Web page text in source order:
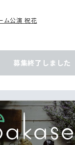
ム公演 祝花
募集終了しました